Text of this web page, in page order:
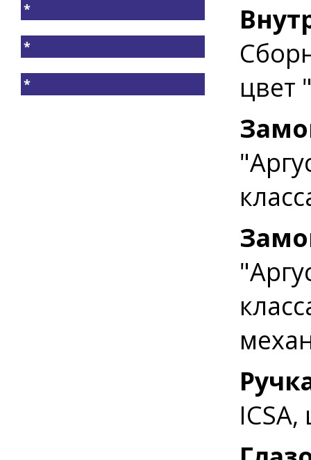
*
*
*
цвет